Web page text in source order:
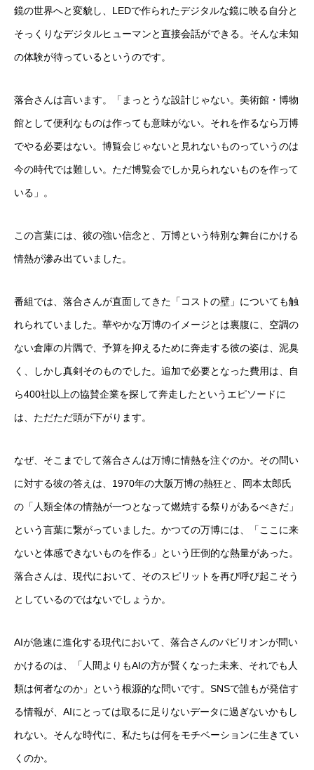
鏡の世界へと変貌し、LEDで作られたデジタルな鏡に映る自分と
そっくりなデジタルヒューマンと直接会話ができる。そんな未知
の体験が待っているというのです。
落合さんは言います。「まっとうな設計じゃない。美術館・博物
館として便利なものは作っても意味がない。それを作るなら万博
でやる必要はない。博覧会じゃないと見れないものっていうのは
今の時代では難しい。ただ博覧会でしか見られないものを作って
いる」。
この言葉には、彼の強い信念と、万博という特別な舞台にかける
情熱が滲み出ていました。
番組では、落合さんが直面してきた「コストの壁」についても触
れられていました。華やかな万博のイメージとは裏腹に、空調の
ない倉庫の片隅で、予算を抑えるために奔走する彼の姿は、泥臭
く、しかし真剣そのものでした。追加で必要となった費用は、自
ら400社以上の協賛企業を探して奔走したというエピソードに
は、ただただ頭が下がります。
なぜ、そこまでして落合さんは万博に情熱を注ぐのか。その問い
に対する彼の答えは、1970年の大阪万博の熱狂と、岡本太郎氏
の「人類全体の情熱が一つとなって燃焼する祭りがあるべきだ」
という言葉に繋がっていました。かつての万博には、「ここに来
ないと体感できないものを作る」という圧倒的な熱量があった。
落合さんは、現代において、そのスピリットを再び呼び起こそう
としているのではないでしょうか。
AIが急速に進化する現代において、落合さんのパビリオンが問い
かけるのは、「人間よりもAIの方が賢くなった未来、それでも人
類は何者なのか」という根源的な問いです。SNSで誰もが発信す
る情報が、AIにとっては取るに足りないデータに過ぎないかもし
れない。そんな時代に、私たちは何をモチベーションに生きてい
くのか。